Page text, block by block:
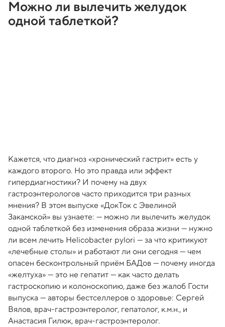
Можно ли вылечить желудок
одной таблеткой?
Кажется, что диагноз «хронический гастрит» есть у
каждого второго. Но это правда или эффект
гипердиагностики? И почему на двух
гастроэнтерологов часто приходится три разных
мнения? В этом выпуске «ДокТок с Эвелиной
Закамской» вы узнаете: — можно ли вылечить желудок
одной таблеткой без изменения образа жизни — нужно
ли всем лечить Helicobacter pylori — за что критикуют
«лечебные столы» и работают ли они сегодня — чем
опасен бесконтрольный приём БАДов — почему иногда
«желтуха» — это не гепатит — как часто делать
гастроскопию и колоноскопию, даже без жалоб Гости
выпуска — авторы бестселлеров о здоровье: Сергей
Вялов, врач-гастроэнтеролог, гепатолог, к.м.н., и
Анастасия Гилюк, врач-гастроэнтеролог.